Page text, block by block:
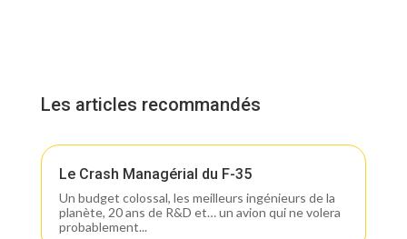
Les articles recommandés
Le Crash Managérial du F-35
Un budget colossal, les meilleurs ingénieurs de la
planète, 20 ans de R&D et… un avion qui ne volera
probablement...